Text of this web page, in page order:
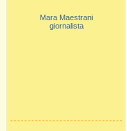
Mara Maestrani
giornalista